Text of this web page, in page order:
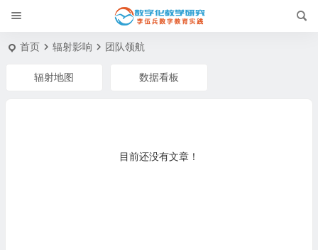
首页 辐射影响 团队领航
辐射地图 数据看板
目前还没有文章！